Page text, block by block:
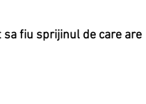
sa fiu sprijinul de care are